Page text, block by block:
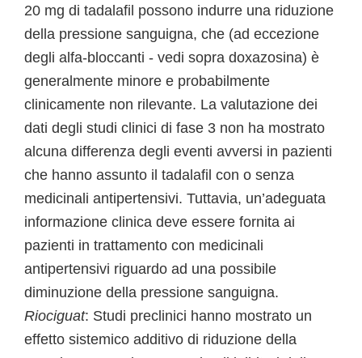
20 mg di tadalafil possono indurre una riduzione
della pressione sanguigna, che (ad eccezione
degli alfa-bloccanti - vedi sopra doxazosina) è
generalmente minore e probabilmente
clinicamente non rilevante. La valutazione dei
dati degli studi clinici di fase 3 non ha mostrato
alcuna differenza degli eventi avversi in pazienti
che hanno assunto il tadalafil con o senza
medicinali antipertensivi. Tuttavia, un’adeguata
informazione clinica deve essere fornita ai
pazienti in trattamento con medicinali
antipertensivi riguardo ad una possibile
diminuzione della pressione sanguigna.
Riociguat: Studi preclinici hanno mostrato un
effetto sistemico additivo di riduzione della